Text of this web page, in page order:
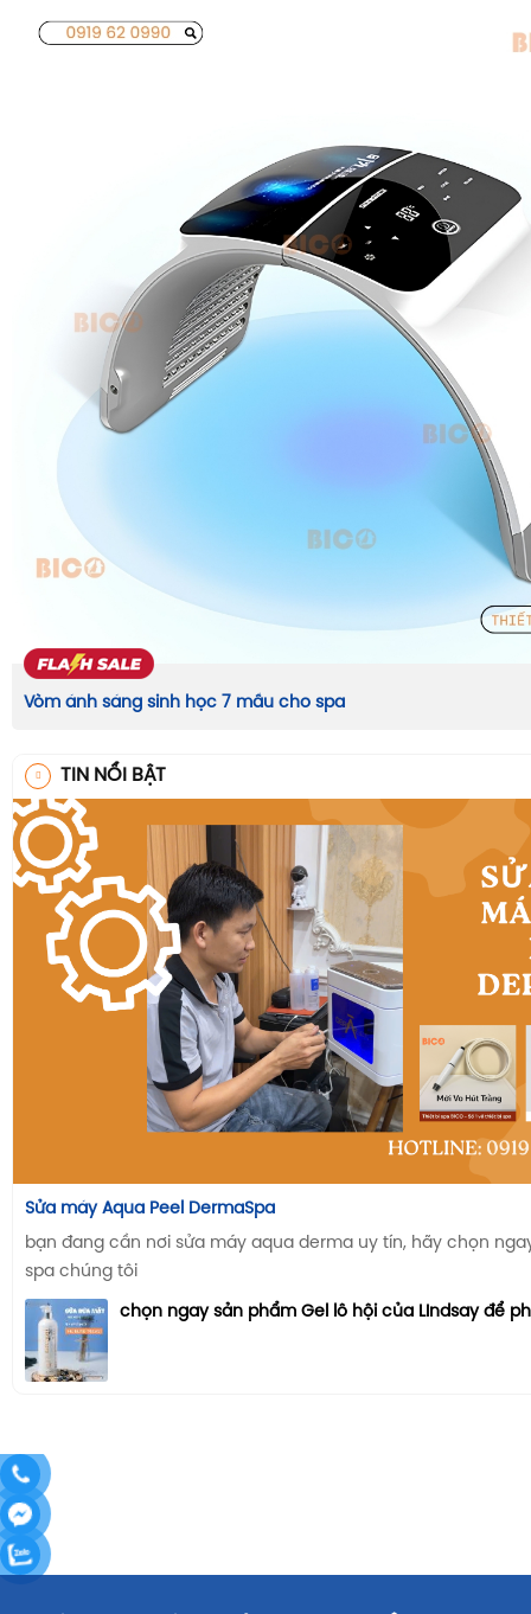
Vòm ánh sáng sinh học 7 mầu cho spa
TIN NỔI BẬT
Sửa máy Aqua Peel DermaSpa
bạn đang cần nơi sửa máy aqua derma uy tín, hãy chọn
spa chúng tôi
chọn ngay sản phẩm Gel lô hội của LIndsay để